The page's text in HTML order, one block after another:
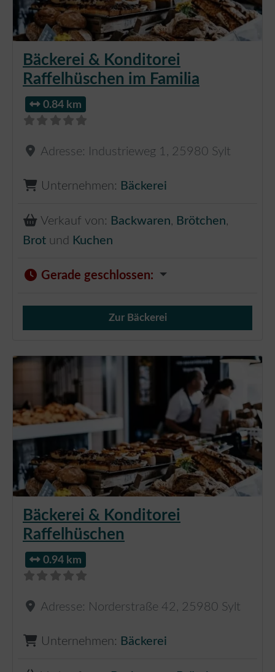
Bäckerei & Konditorei
Raffelhüschen im Familia
0.84 km
Adresse: Industrieweg 1 , 25980 Sylt
Unternehmen: Bäckerei
Verkauf von: Backwaren, Brötchen,
Brot und Kuchen
Gerade geschlossen:
Verkauf von Brötchen,
Zur Bäckerei
Bäckerei & Konditorei
Raffelhüschen
0.94 km
Adresse: Norderstraße 42 , 25980 Sylt
Unternehmen: Bäckerei